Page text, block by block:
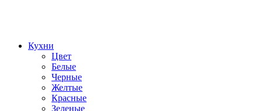
Кухни
Цвет
Белые
Черные
Желтые
Красные
Зеленые